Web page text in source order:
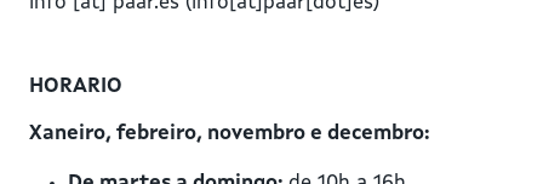
HORARIO
Xaneiro, febreiro, novembro e decembro: